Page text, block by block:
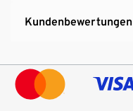
Kundenbewertungen